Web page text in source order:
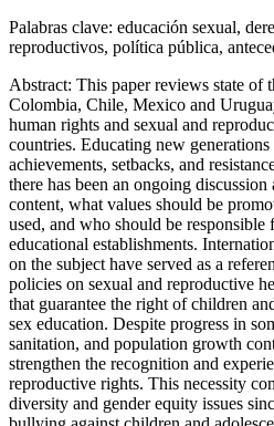
Palabras clave: educación sexual,
reproductivos, política pública,
Abstract: This paper reviews state of
Colombia, Chile, Mexico and
human rights and sexual and
countries. Educating new
achievements, setbacks, and
there has been an ongoing
content, what values should be
used, and who should be
educational establishments.
on the subject have served as a
policies on sexual and reproductive
that guarantee the right of children
sex education. Despite progress in
sanitation, and population growth
strengthen the recognition and
reproductive rights. This necessity
diversity and gender equity issues